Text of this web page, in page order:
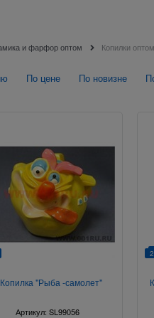
и фарфор оптом Копилки оптом
По цене По новизне
Копилка "Рыба -самолет"
Артикул: SL99056
2